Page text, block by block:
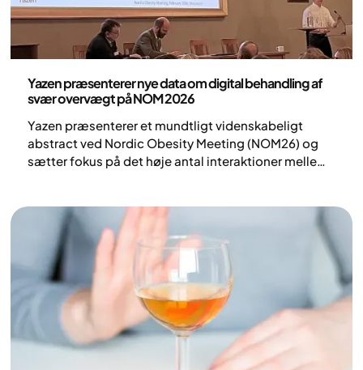
Yazen præsenterer nye data om digital behandling af
svær overvægt på NOM 2026
Yazen præsenterer et mundtligt videnskabeligt
abstract ved Nordic Obesity Meeting (NOM26) og
sætter fokus på det høje antal interaktioner mellem